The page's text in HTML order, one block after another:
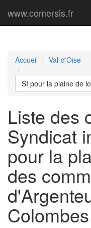
www.comersis.fr
Accueil Val-d'Oise
SI pour la plaine de
Liste des
Syndicat
pour la
des
Colombes